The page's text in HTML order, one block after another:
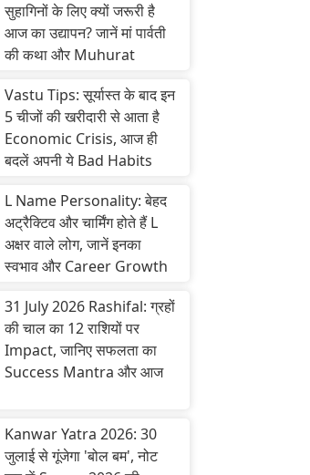
सुहागिनों के लिए क्यों जरूरी है
आज का उद्यापन? जानें मां पार्वती
की कथा और Muhurat
Vastu Tips: सूर्यास्त के बाद इन
5 चीजों की खरीदारी से आता है
Economic Crisis, आज ही
बदलें अपनी ये Bad Habits
L Name Personality: बेहद
अट्रैक्टिव और चार्मिंग होते हैं L
अक्षर वाले लोग, जानें इनका
स्वभाव और Career Growth
31 July 2026 Rashifal: ग्रहों
की चाल का 12 राशियों पर
Impact, जानिए सफलता का
Success Mantra और आज
Kanwar Yatra 2026: 30
जुलाई से गूंजेगा 'बोल बम', नोट